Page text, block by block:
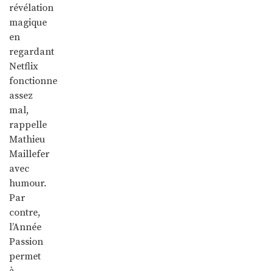
révélation
magique
en
regardant
Netflix
fonctionne
assez
mal,
rappelle
Mathieu
Maillefer
avec
humour.
Par
contre,
l’Année
Passion
permet